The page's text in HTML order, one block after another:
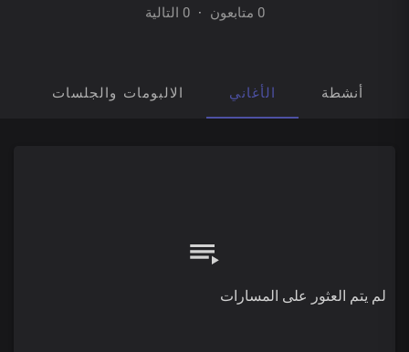
0 متابعون · 0 التالية
أنشطة الأغاني الالبومات والجلسات
لم يتم العثور على المسارات